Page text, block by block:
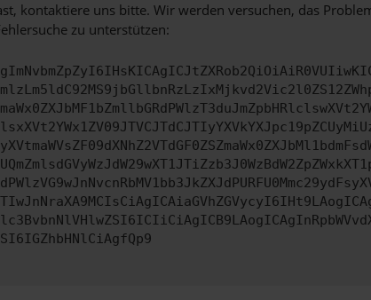
kontaktiere uns bitte. Wir werden versuchen, das
zu unterstützen: